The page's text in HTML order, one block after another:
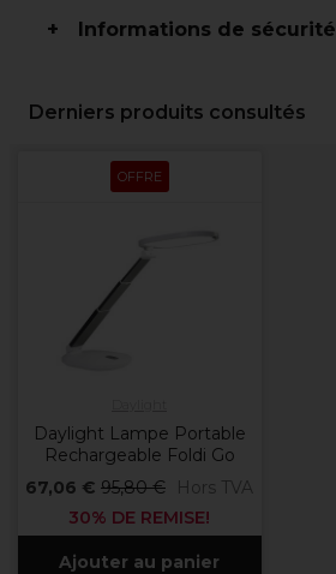
Informations de sécurité
Derniers produits consultés
OFFRE
Daylight Lampe Portable
Rechargeable Foldi Go
67,06 € 95,80 €
Hors TVA
30% DE REMISE!
Ajouter au panier